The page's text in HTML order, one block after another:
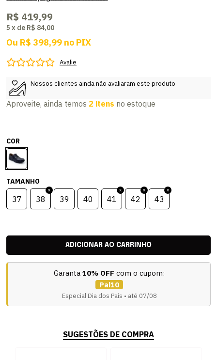
R$ 419,99
5 x de R$ 84,00
Ou R$ 398,99 no PIX
Avalie
Nossos clientes ainda não avaliaram este produto
Aproveite, ainda temos 2 itens no estoque
COR
TAMANHO
37 38 39 40 41 42 43
Garanta 10% OFF com o cupom:
Pai10
Especial Dia dos Pais • até 07/08
SUGESTÕES DE COMPRA